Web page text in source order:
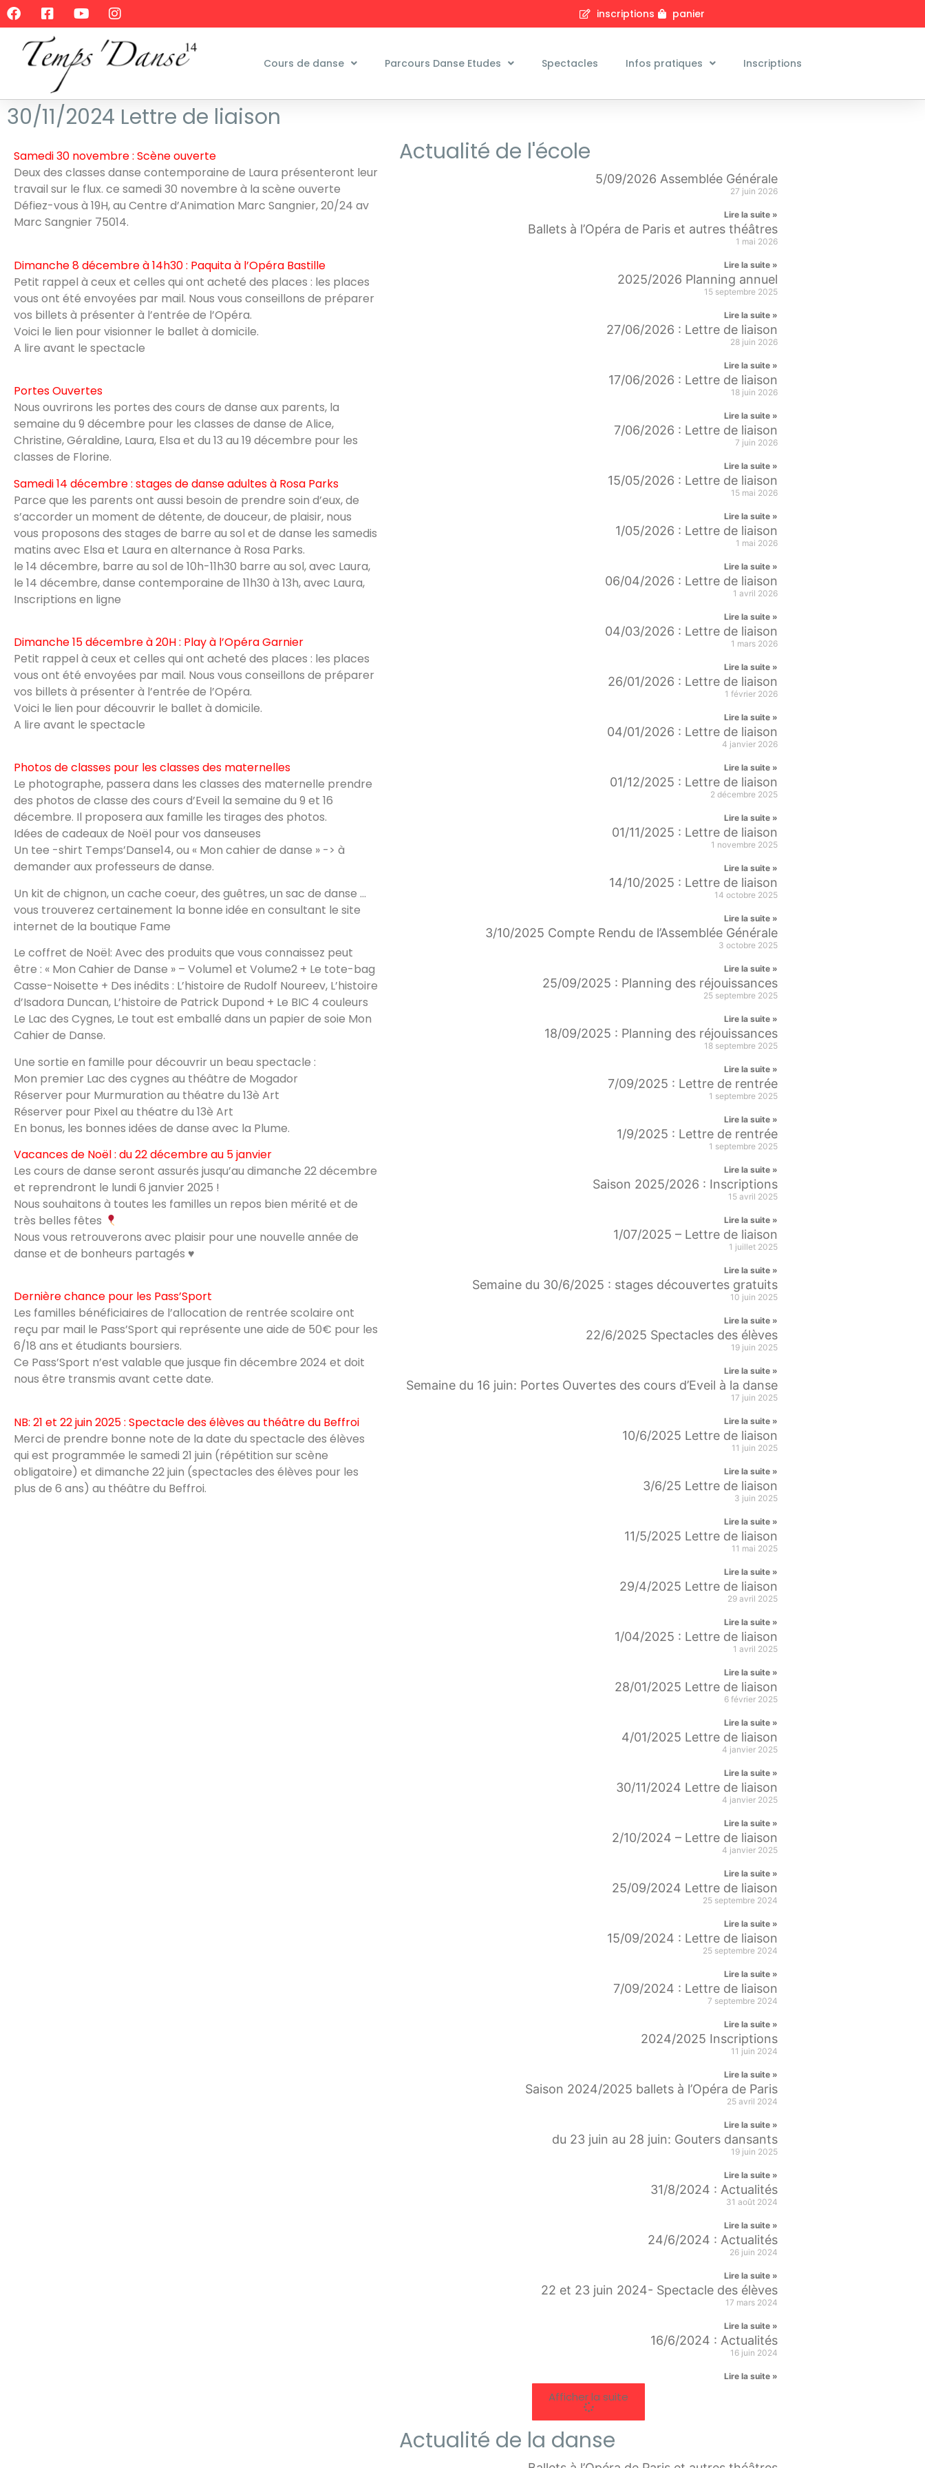
inscriptions panier
Cours de danse Parcours Danse Etudes Spectacles Infos pratiques Inscriptions
30/11/2024 Lettre de liaison
Samedi 30 novembre : Scène ouverte
Deux des classes danse contemporaine de Laura présenteront leur
travail sur le flux. ce samedi 30 novembre à la scène ouverte
Défiez-vous à 19H, au Centre d’Animation Marc Sangnier, 20/24 av
Marc Sangnier 75014.
Dimanche 8 décembre à 14h30 : Paquita à l’Opéra Bastille
Petit rappel à ceux et celles qui ont acheté des places : les places
vous ont été envoyées par mail. Nous vous conseillons de préparer
vos billets à présenter à l’entrée de l’Opéra.
Voici le lien pour visionner le ballet à domicile.
A lire avant le spectacle
Portes Ouvertes
Nous ouvrirons les portes des cours de danse aux parents, la
semaine du 9 décembre pour les classes de danse de Alice,
Christine, Géraldine, Laura, Elsa et du 13 au 19 décembre pour les
classes de Florine.
Samedi 14 décembre : stages de danse adultes à Rosa Parks
Parce que les parents ont aussi besoin de prendre soin d’eux, de
s’accorder un moment de détente, de douceur, de plaisir, nous
vous proposons des stages de barre au sol et de danse les samedis
matins avec Elsa et Laura en alternance à Rosa Parks.
le 14 décembre, barre au sol de 10h-11h30 barre au sol, avec Laura,
le 14 décembre, danse contemporaine de 11h30 à 13h, avec Laura,
Inscriptions en ligne
Dimanche 15 décembre à 20H : Play à l’Opéra Garnier
Petit rappel à ceux et celles qui ont acheté des places : les places
vous ont été envoyées par mail. Nous vous conseillons de préparer
vos billets à présenter à l’entrée de l’Opéra.
Voici le lien pour découvrir le ballet à domicile.
A lire avant le spectacle
Photos de classes pour les classes des maternelles
Le photographe, passera dans les classes des maternelle prendre
des photos de classe des cours d’Eveil la semaine du 9 et 16
décembre. Il proposera aux famille les tirages des photos.
Idées de cadeaux de Noël pour vos danseuses
Un tee -shirt Temps’Danse14, ou « Mon cahier de danse » -> à
demander aux professeurs de danse.
Un kit de chignon, un cache coeur, des guêtres, un sac de danse …
vous trouverez certainement la bonne idée en consultant le site
internet de la boutique Fame
Le coffret de Noël: Avec des produits que vous connaissez peut
être : « Mon Cahier de Danse » – Volume1 et Volume2 + Le tote-bag
Casse-Noisette + Des inédits : L’histoire de Rudolf Noureev, L’histoire
d’Isadora Duncan, L’histoire de Patrick Dupond + Le BIC 4 couleurs
Le Lac des Cygnes, Le tout est emballé dans un papier de soie Mon
Cahier de Danse.
Une sortie en famille pour découvrir un beau spectacle :
Mon premier Lac des cygnes au théâtre de Mogador
Réserver pour Murmuration au théatre du 13è Art
Réserver pour Pixel au théatre du 13è Art
En bonus, les bonnes idées de danse avec la Plume.
Vacances de Noël : du 22 décembre au 5 janvier
Les cours de danse seront assurés jusqu’au dimanche 22 décembre
et reprendront le lundi 6 janvier 2025 !
Nous souhaitons à toutes les familles un repos bien mérité et de
très belles fêtes
Nous vous retrouverons avec plaisir pour une nouvelle année de
danse et de bonheurs partagés ♥️
Dernière chance pour les Pass’Sport
Les familles bénéficiaires de l’allocation de rentrée scolaire ont
reçu par mail le Pass’Sport qui représente une aide de 50€ pour les
6/18 ans et étudiants boursiers.
Ce Pass’Sport n’est valable que jusque fin décembre 2024 et doit
nous être transmis avant cette date.
NB: 21 et 22 juin 2025 : Spectacle des élèves au théâtre du Beffroi
Merci de prendre bonne note de la date du spectacle des élèves
qui est programmée le samedi 21 juin (répétition sur scène
obligatoire) et dimanche 22 juin (spectacles des élèves pour les
plus de 6 ans) au théâtre du Beffroi.
Actualité de l'école
5/09/2026 Assemblée Générale
27 juin 2026
Lire la suite »
Ballets à l’Opéra de Paris et autres théâtres
1 mai 2026
Lire la suite »
2025/2026 Planning annuel
15 septembre 2025
Lire la suite »
27/06/2026 : Lettre de liaison
28 juin 2026
Lire la suite »
17/06/2026 : Lettre de liaison
18 juin 2026
Lire la suite »
7/06/2026 : Lettre de liaison
7 juin 2026
Lire la suite »
15/05/2026 : Lettre de liaison
15 mai 2026
Lire la suite »
1/05/2026 : Lettre de liaison
1 mai 2026
Lire la suite »
06/04/2026 : Lettre de liaison
1 avril 2026
Lire la suite »
04/03/2026 : Lettre de liaison
1 mars 2026
Lire la suite »
26/01/2026 : Lettre de liaison
1 février 2026
Lire la suite »
04/01/2026 : Lettre de liaison
4 janvier 2026
Lire la suite »
01/12/2025 : Lettre de liaison
2 décembre 2025
Lire la suite »
01/11/2025 : Lettre de liaison
1 novembre 2025
Lire la suite »
14/10/2025 : Lettre de liaison
14 octobre 2025
Lire la suite »
3/10/2025 Compte Rendu de l’Assemblée Générale
3 octobre 2025
Lire la suite »
25/09/2025 : Planning des réjouissances
25 septembre 2025
Lire la suite »
18/09/2025 : Planning des réjouissances
18 septembre 2025
Lire la suite »
7/09/2025 : Lettre de rentrée
1 septembre 2025
Lire la suite »
1/9/2025 : Lettre de rentrée
1 septembre 2025
Lire la suite »
Saison 2025/2026 : Inscriptions
15 avril 2025
Lire la suite »
1/07/2025 – Lettre de liaison
1 juillet 2025
Lire la suite »
Semaine du 30/6/2025 : stages découvertes gratuits
10 juin 2025
Lire la suite »
22/6/2025 Spectacles des élèves
19 juin 2025
Lire la suite »
Semaine du 16 juin: Portes Ouvertes des cours d’Eveil à la danse
17 juin 2025
Lire la suite »
10/6/2025 Lettre de liaison
11 juin 2025
Lire la suite »
3/6/25 Lettre de liaison
3 juin 2025
Lire la suite »
11/5/2025 Lettre de liaison
11 mai 2025
Lire la suite »
29/4/2025 Lettre de liaison
29 avril 2025
Lire la suite »
1/04/2025 : Lettre de liaison
1 avril 2025
Lire la suite »
28/01/2025 Lettre de liaison
6 février 2025
Lire la suite »
4/01/2025 Lettre de liaison
4 janvier 2025
Lire la suite »
30/11/2024 Lettre de liaison
4 janvier 2025
Lire la suite »
2/10/2024 – Lettre de liaison
4 janvier 2025
Lire la suite »
25/09/2024 Lettre de liaison
25 septembre 2024
Lire la suite »
15/09/2024 : Lettre de liaison
25 septembre 2024
Lire la suite »
7/09/2024 : Lettre de liaison
7 septembre 2024
Lire la suite »
2024/2025 Inscriptions
11 juin 2024
Lire la suite »
Saison 2024/2025 ballets à l’Opéra de Paris
25 avril 2024
Lire la suite »
du 23 juin au 28 juin: Gouters dansants
19 juin 2025
Lire la suite »
31/8/2024 : Actualités
31 août 2024
Lire la suite »
24/6/2024 : Actualités
26 juin 2024
Lire la suite »
22 et 23 juin 2024- Spectacle des élèves
17 mars 2024
Lire la suite »
16/6/2024 : Actualités
16 juin 2024
Lire la suite »
Afficher la suite
Actualité de la danse